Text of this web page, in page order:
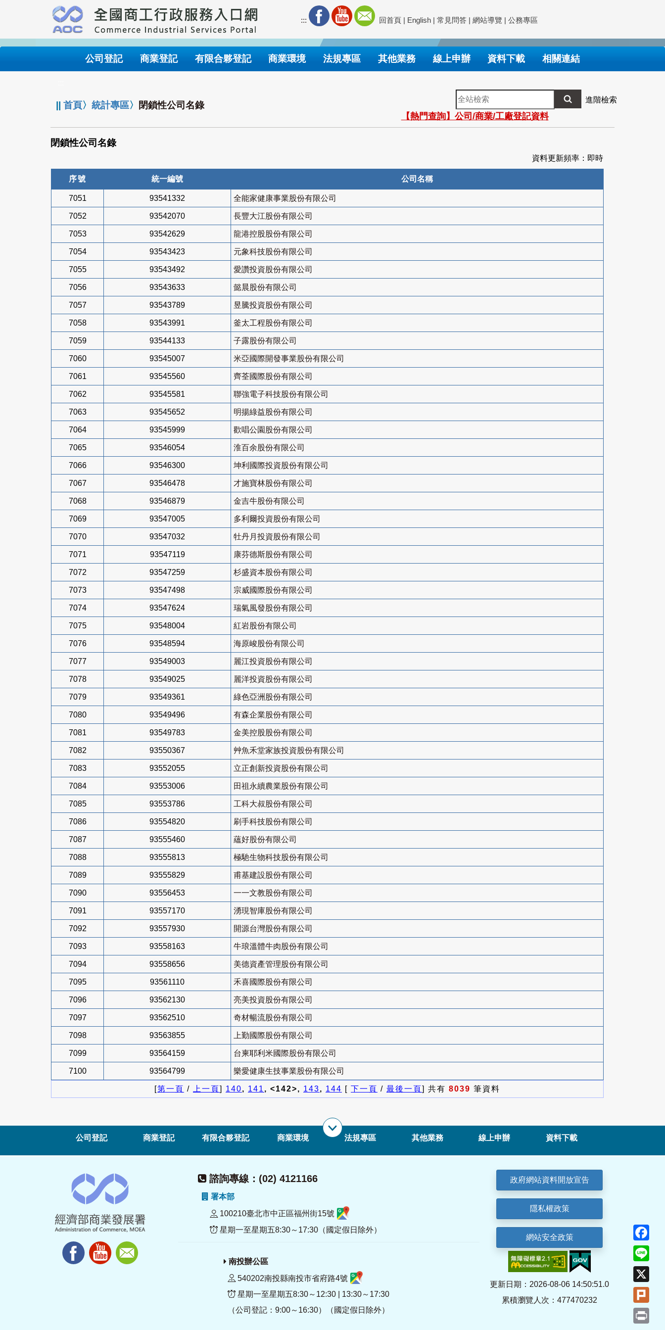
要
內
::: 回首頁 | English | 常見問答 | 網站導覽 | 公務專區
公司登記 商業登記 有限合夥登記 商業環境 法規專區 其他業務 線上申辦 資料下載 相關連結
||首頁〉統計專區〉 閉鎖性公司名錄
全
站
檢
索
進階檢索
【熱門查詢】公司/商業/工廠登記資料
閉鎖性公司名錄
資料更新頻率：即時
序號 統一編號 公司名稱
7051 93541332 全能家健康事業股份有限公司
7052 93542070 長豐大江股份有限公司
7053 93542629 龍港控股股份有限公司
7054 93543423 元象科技股份有限公司
7055 93543492 愛讚投資股份有限公司
7056 93543633 懿晨股份有限公司
7057 93543789 昱騰投資股份有限公司
7058 93543991 釜太工程股份有限公司
7059 93544133 子露股份有限公司
7060 93545007 米亞國際開發事業股份有限公司
7061 93545560 齊荃國際股份有限公司
7062 93545581 聯強電子科技股份有限公司
7063 93545652 明揚綠益股份有限公司
7064 93545999 歡唱公園股份有限公司
7065 93546054 淮百余股份有限公司
7066 93546300 坤利國際投資股份有限公司
7067 93546478 才施寶林股份有限公司
7068 93546879 金吉牛股份有限公司
7069 93547005 多利爾投資股份有限公司
7070 93547032 牡丹月投資股份有限公司
7071 93547119 康芬德斯股份有限公司
7072 93547259 杉盛資本股份有限公司
7073 93547498 宗威國際股份有限公司
7074 93547624 瑞氣風發股份有限公司
7075 93548004 紅岩股份有限公司
7076 93548594 海原峻股份有限公司
7077 93549003 麗江投資股份有限公司
7078 93549025 麗洋投資股份有限公司
7079 93549361 綠色亞洲股份有限公司
7080 93549496 有森企業股份有限公司
7081 93549783 金美控股股份有限公司
7082 93550367 艸魚禾堂家族投資股份有限公司
7083 93552055 立正創新投資股份有限公司
7084 93553006 田祖永續農業股份有限公司
7085 93553786 工科大叔股份有限公司
7086 93554820 刷手科技股份有限公司
7087 93555460 蘊好股份有限公司
7088 93555813 極馳生物科技股份有限公司
7089 93555829 甫基建設股份有限公司
7090 93556453 一一文教股份有限公司
7091 93557170 湧現智庫股份有限公司
7092 93557930 開源台灣股份有限公司
7093 93558163 牛琅溫體牛肉股份有限公司
7094 93558656 美德資產管理股份有限公司
7095 93561110 禾喜國際股份有限公司
7096 93562130 亮美投資股份有限公司
7097 93562510 奇材暢流股份有限公司
7098 93563855 上勤國際股份有限公司
7099 93564159 台柬耶利米國際股份有限公司
7100 93564799 樂愛健康生技事業股份有限公司
[第一頁 / 上一頁] 140, 141, <142>, 143, 144 [ 下一頁 / 最後一頁] 共有 8039 筆資料
公司登記 商業登記 有限合夥登記 商業環境 法規專區 其他業務 線上申辦 資料下載
諮詢專線：(02) 4121166
署本部
100210臺北市中正區福州街15號
星期一至星期五8:30～17:30（國定假日除外）
南投辦公區
540202南投縣南投市省府路4號
星期一至星期五8:30～12:30 | 13:30～17:30
（公司登記：9:00～16:30）（國定假日除外）
政府網站資料開放宣告
隱私權政策
網站安全政策
更新日期：2026-08-06 14:50:51.0
累積瀏覽人次：477470232